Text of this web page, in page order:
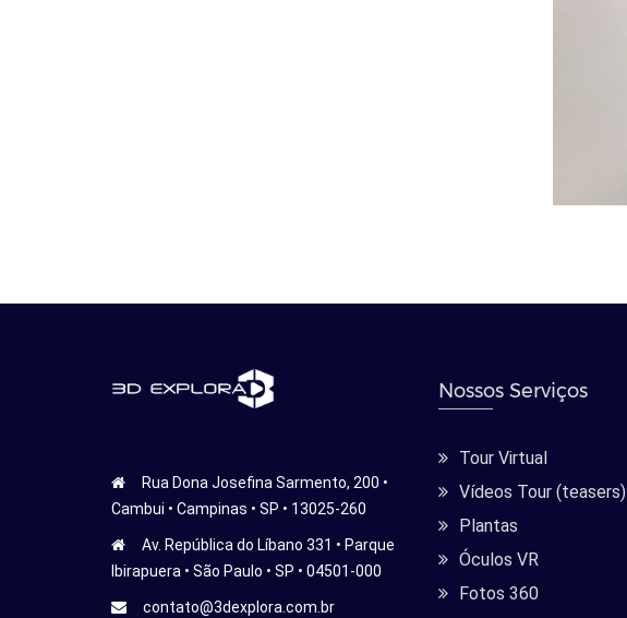
Rua Dona Josefina Sarmento, 200 •
Cambui • Campinas • SP • 13025-260
Av. República do Líbano 331 • Parque
Ibirapuera • São Paulo • SP • 04501-000
contato@3dexplora.com.br
Nossos Serviços
Tour Virtual
Vídeos Tour (teasers)
Plantas
Óculos VR
Fotos 360